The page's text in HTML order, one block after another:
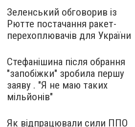
Зеленський обговорив із
Рютте постачання ракет-
перехоплювачів для України
Стефанішина після обрання
"запобіжки" зробила першу
заяву . "Я не маю таких
мільйонів"
Як відпрацювали сили ППО